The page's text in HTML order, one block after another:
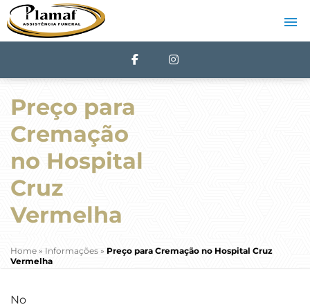
Preço para
Cremação
no Hospital
Cruz
Vermelha
Home » Informações » Preço para Cremação no Hospital Cruz
Vermelha
No